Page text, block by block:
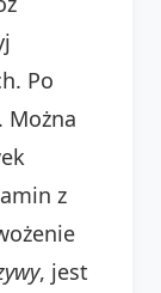
Po
Można
z
, jest